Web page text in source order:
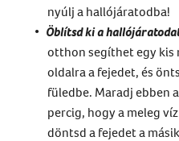
nyúlj a hallójáratodba!
Öblítsd ki a
otthon segíthet egy kis
oldalra a fejedet, és
füledbe. Maradj ebben
percig, hogy a meleg
döntsd a fejedet a